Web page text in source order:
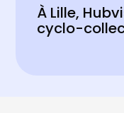
À Lille,
cyclo-